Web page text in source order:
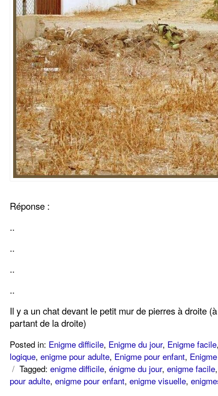
Réponse :
..
..
..
..
Il y a un chat devant le petit mur de pierres à droite
partant de la droite)
Posted in: Enigme difficile, Enigme du jour, Enigme facile
logique, enigme pour adulte, Enigme pour enfant,
/ Tagged: enigme difficile, énigme du jour, enigme facile
pour adulte, enigme pour enfant, enigme visuelle,